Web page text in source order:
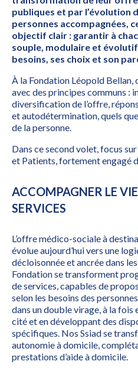
publiques et par l’évolution
personnes accompagnées,
objectif clair : garantir à
souple, modulaire et
besoins, ses choix et son
À la Fondation Léopold
avec des principes communs :
diversification de l’offre,
et autodétermination, quels
de la personne.
Dans ce second volet, focus
et Patients, fortement engagé
ACCOMPAGNER LE
SERVICES
L’offre médico-sociale à
évolue aujourd’hui vers une
décloisonnée et ancrée dans
Fondation se transforment
de services, capables de
selon les besoins des
dans un double virage, à la fois
cité et en développant des
spécifiques. Nos Ssiad se
autonomie à domicile,
prestations d’aide à domicile.